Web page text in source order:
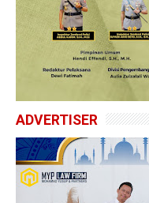
ADVERTISER